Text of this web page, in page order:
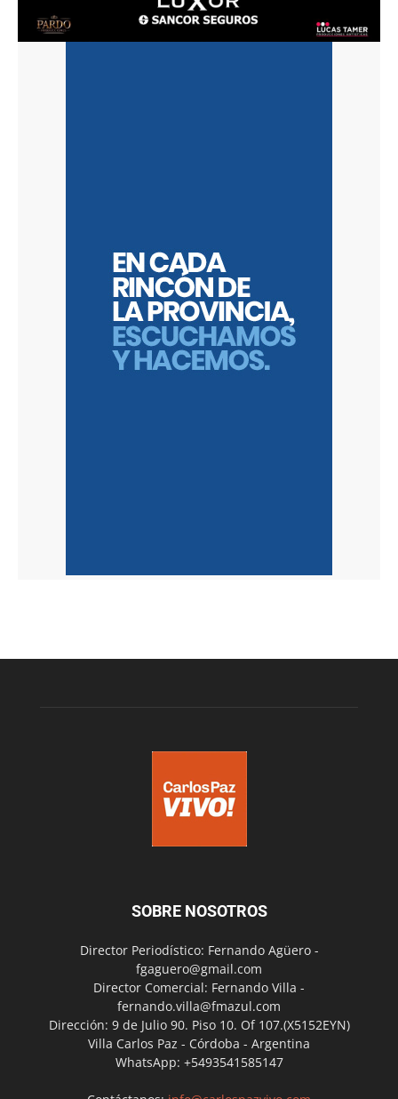
SOBRE NOSOTROS
Director Periodístico: Fernando Agüero -
fgaguero@gmail.com
Director Comercial: Fernando Villa -
fernando.villa@fmazul.com
Dirección: 9 de Julio 90. Piso 10. Of 107.(X5152EYN)
Villa Carlos Paz - Córdoba - Argentina
WhatsApp: +5493541585147